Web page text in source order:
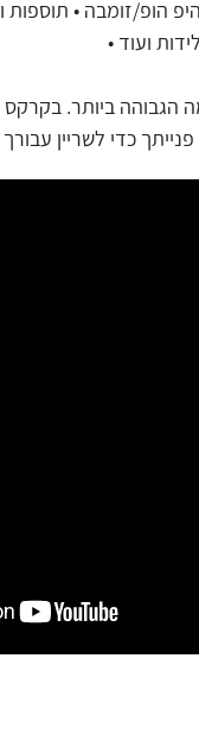
הופ/זומבה • תוספות
ועוד •
הגבוהה ביותר.
כדי לשריין עבורך